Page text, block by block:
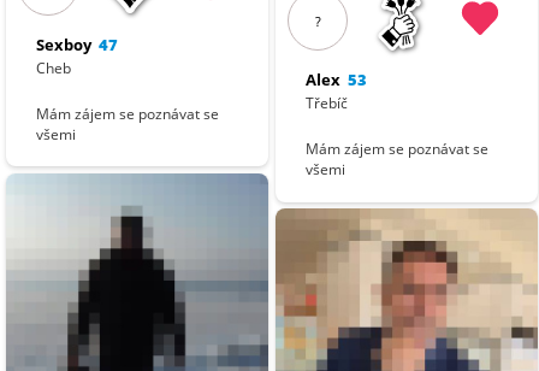
Sexboy 47
Cheb
Mám zájem se poznávat se
všemi
?
Alex 53
Třebíč
Mám zájem se poznávat se
všemi